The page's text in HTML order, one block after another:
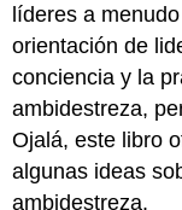
líderes a
orientación de
conciencia y la
ambidestreza,
Ojalá, este libro
algunas ideas
ambidestreza.